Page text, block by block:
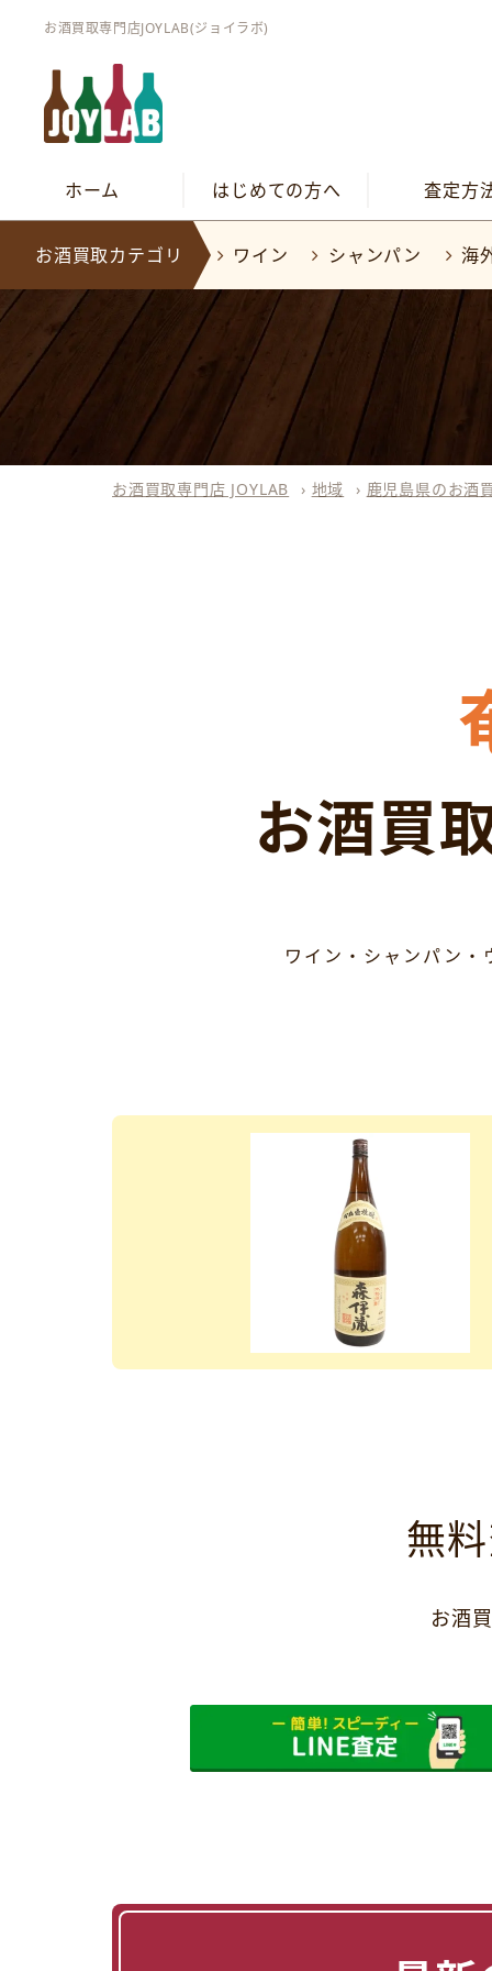
お酒買取専門店JOYLAB(ジョイラボ)
ホーム はじめての方へ 査定方
お酒買取カテゴリ ワイン シャンパン 海
お酒買取専門店 JOYLAB › 地域 › 鹿児島県のお酒
お酒買
ワイン・シャンパン
無
お酒